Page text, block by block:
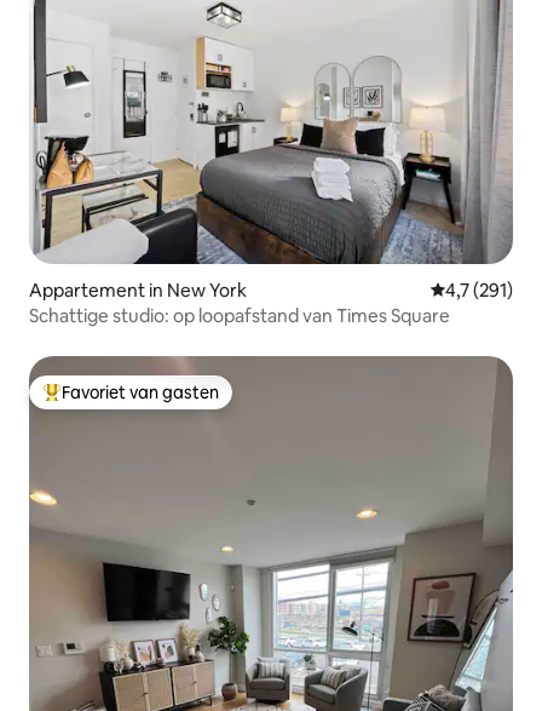
Appartement in New York Gemiddelde
4,7 (291)
Schattige studio: op loopafstand van Times Square
Topfavoriet van gasten
Favoriet van gasten